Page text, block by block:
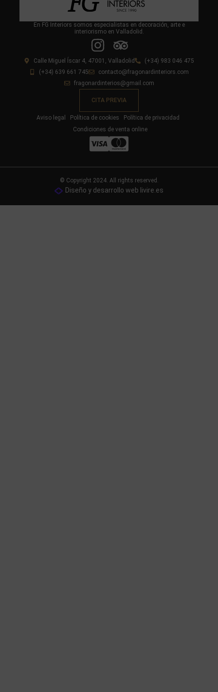
En FG Interiors somos especialistas en decoración, arte e
interiorismo en Valladolid.
Calle Miguel Íscar 4, 47001, Valladolid
(+34) 983 046 475
(+34) 639 661 745
contacto@fragonardinteriors.com
fragonardinterios@gmail.com
CITA PREVIA
Aviso legal Política de cookies
Política de privacidad
Condiciones de venta online
© Copyright 2024. All rights reserved.
Diseño y desarrollo web livire.es